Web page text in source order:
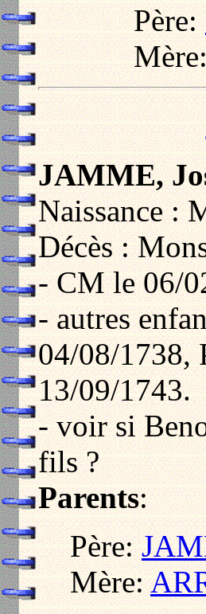
Père:
JAMME,
Naissance :
Décès :
- CM le 06/
- autres
04/08/1738,
13/09/1743.
- voir si
fils ?
Parents:
Père:
Mère: